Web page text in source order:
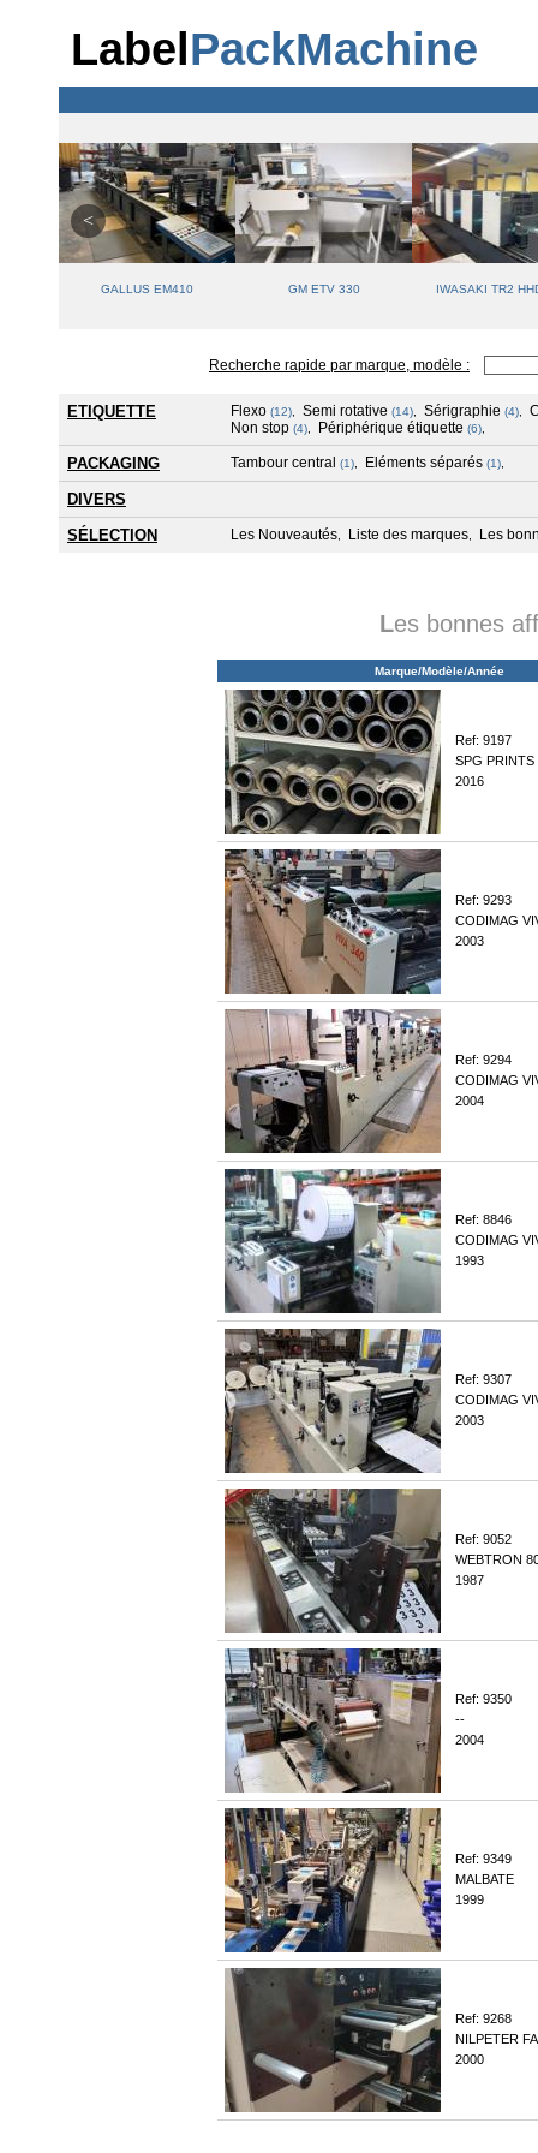
Label PackMachine
GALLUS EM410 GM ETV 330 IWASAKI TR2
Recherche rapide par marque, modèle :
ETIQUETTE Flexo (12) Semi rotative (14) Sérigraphie (4)
Non stop (4) Périphérique étiquette (6)
PACKAGING Tambour central (1) Eléments séparés (1)
DIVERS
SÉLECTION
Les Nouveautés Liste des marques Les
Les bonnes
Marque/Modèle/Année
Ref: 9197
SPG PRINTS
2016
Ref: 9293
CODIMAG
2003
Ref: 9294
CODIMAG
2004
Ref: 8846
CODIMAG
1993
Ref: 9307
CODIMAG
2003
Ref: 9052
WEBTRON
1987
Ref: 9350
--
2004
Ref: 9349
MALBATE
1999
Ref: 9268
NILPETER
2000